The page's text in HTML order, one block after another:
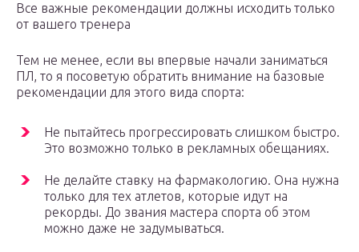
Все важные рекомендации должны исходить только
от вашего тренера
Тем не менее, если вы впервые начали заниматься
ПЛ, то я посоветую обратить внимание на базовые
рекомендации для этого вида спорта:
Не пытайтесь прогрессировать слишком быстро.
Это возможно только в рекламных обещаниях.
Не делайте ставку на фармакологию. Она нужна
только для тех атлетов, которые идут на
рекорды. До звания мастера спорта об этом
можно даже не задумываться.